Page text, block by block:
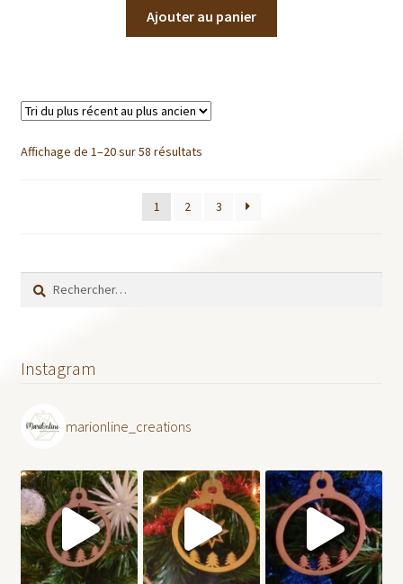
Ajouter au panier
Affichage de 1–20 sur 58 résultats
1 2 3
Rechercher :
Instagram
marionline_creations